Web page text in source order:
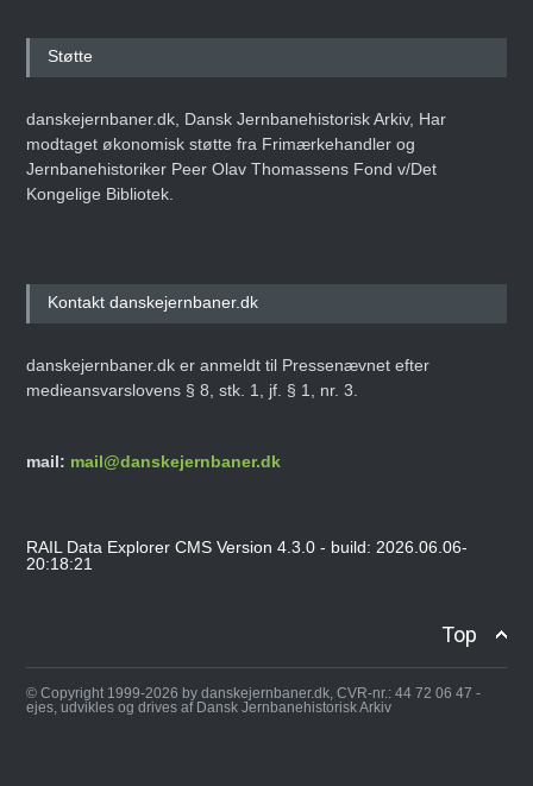
ARTIKELDen 8. maj 2025
Støtte
danskejernbaner.dk, Dansk Jernbanehistorisk Arkiv, Har
modtaget økonomisk støtte fra Frimærkehandler og
Jernbanehistoriker Peer Olav Thomassens Fond v/Det
Kongelige Bibliotek.
Kontakt danskejernbaner.dk
danskejernbaner.dk er anmeldt til Pressenævnet efter
medieansvarslovens § 8, stk. 1, jf. § 1, nr. 3.
mail: mail@danskejernbaner.dk
RAIL Data Explorer CMS Version 4.3.0 - build: 2026.06.06-
20:18:21
Top
© Copyright 1999-2026 by danskejernbaner.dk, CVR-nr.: 44 72 06 47 -
ejes, udvikles og drives af Dansk Jernbanehistorisk Arkiv